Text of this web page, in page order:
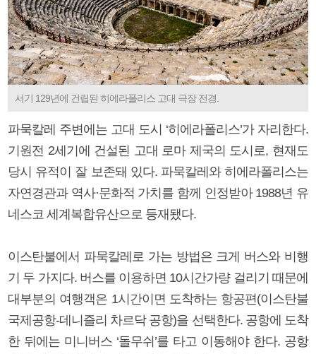
서기 129년에 건립된 히에라폴리스 고대 극장 전경.
파묵칼레 주변에는 고대 도시 ‘히에라폴리스’가 자리한다.
기원전 2세기에 건설된 고대 로마 제국의 도시로, 현재도
당시 유적이 잘 보존돼 있다. 파묵칼레와 히에라폴리스는
자연경관과 역사·문화적 가치를 함께 인정받아 1988년 유
네스코 세계복합유산으로 등재됐다.
이스탄불에서 파묵칼레로 가는 방법은 크게 버스와 비행
기 두 가지다. 버스를 이용하면 10시간가량 걸리기 때문에
대부분의 여행객은 1시간이면 도착하는 항공편(이스탄불
국제공항-데니즐리 차르닥 공항)을 선택한다. 공항에 도착
한 뒤에는 미니버스 ‘돌무쉬’를 타고 이동해야 한다. 공항